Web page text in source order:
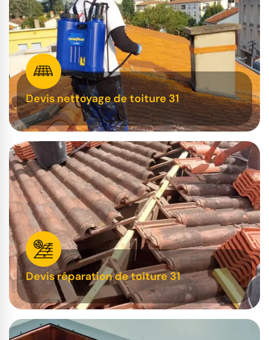
Devis nettoyage de toiture 31
Devis réparation de toiture 31